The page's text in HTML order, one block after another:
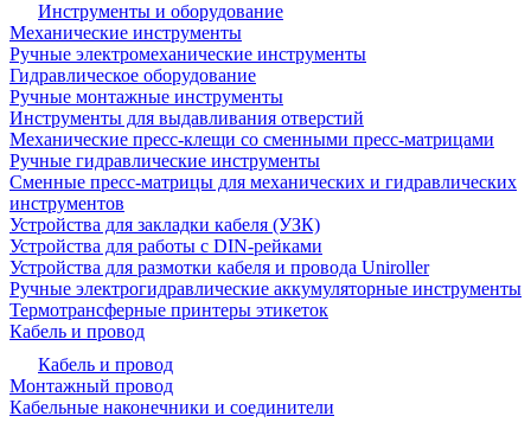
Инструменты и оборудование
Механические инструменты
Ручные электромеханические инструменты
Гидравлическое оборудование
Ручные монтажные инструменты
Инструменты для выдавливания отверстий
Механические пресс-клещи со сменными пресс-матрицами
Ручные гидравлические инструменты
Сменные пресс-матрицы для механических и гидравлических
инструментов
Устройства для закладки кабеля (УЗК)
Устройства для работы с DIN-рейками
Устройства для размотки кабеля и провода Uniroller
Ручные электрогидравлические аккумуляторные инструменты
Термотрансферные принтеры этикеток
Кабель и провод
Кабель и провод
Монтажный провод
Кабельные наконечники и соединители